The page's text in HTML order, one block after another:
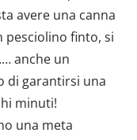
inoltre
sito con i
dei dati web,
combinarle
o che hanno